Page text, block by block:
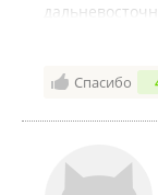
Заказ был
мой вопрос,
что
40 минут?
Естественно
Спасибо